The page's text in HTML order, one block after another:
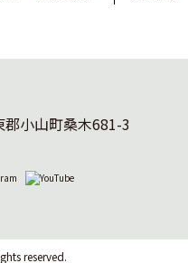
小山町桑木681-3
reserved.